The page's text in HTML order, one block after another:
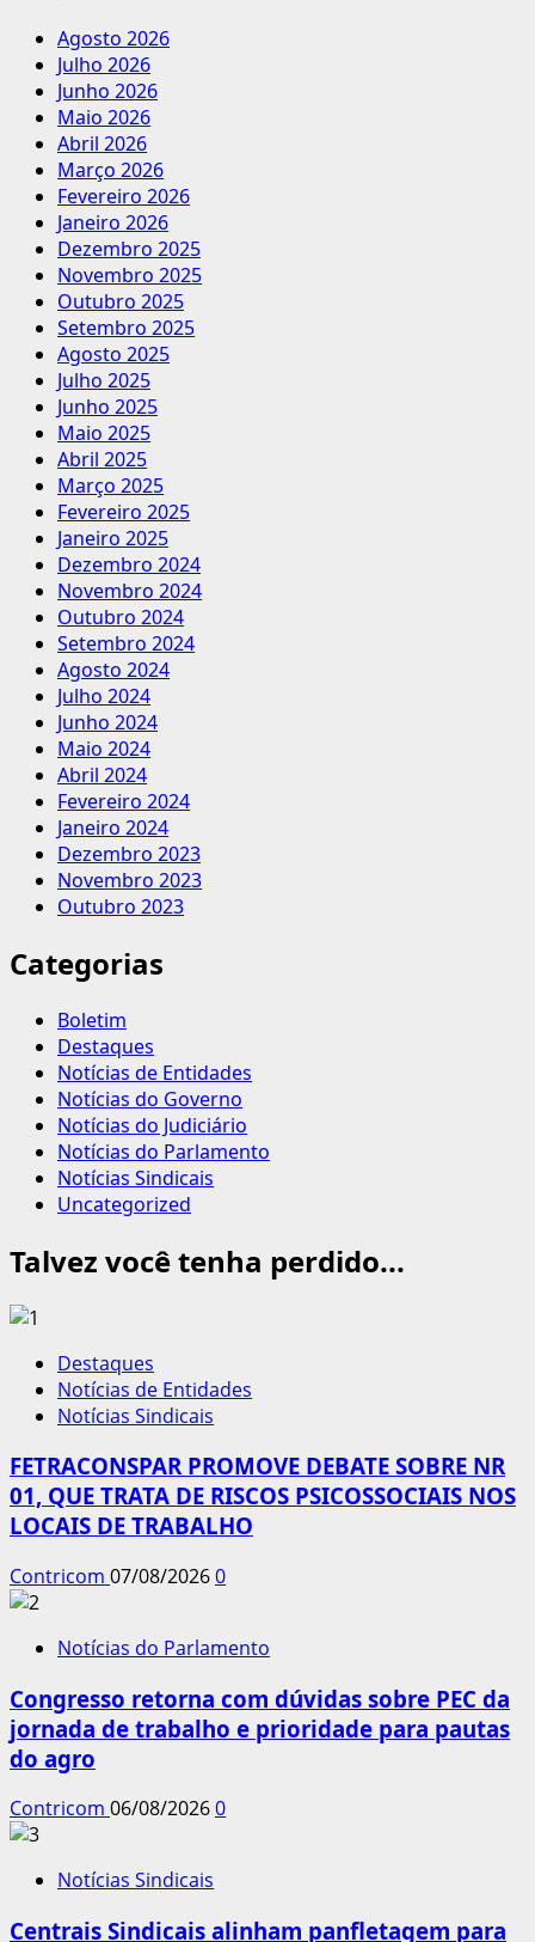
Agosto 2026
Julho 2026
Junho 2026
Maio 2026
Abril 2026
Março 2026
Fevereiro 2026
Janeiro 2026
Dezembro 2025
Novembro 2025
Outubro 2025
Setembro 2025
Agosto 2025
Julho 2025
Junho 2025
Maio 2025
Abril 2025
Março 2025
Fevereiro 2025
Janeiro 2025
Dezembro 2024
Novembro 2024
Outubro 2024
Setembro 2024
Agosto 2024
Julho 2024
Junho 2024
Maio 2024
Abril 2024
Fevereiro 2024
Janeiro 2024
Dezembro 2023
Novembro 2023
Outubro 2023
Categorias
Boletim
Destaques
Notícias de Entidades
Notícias do Governo
Notícias do Judiciário
Notícias do Parlamento
Notícias Sindicais
Uncategorized
Talvez você tenha perdido...
Destaques
Notícias de Entidades
Notícias Sindicais
FETRACONSPAR PROMOVE DEBATE SOBRE NR
01, QUE TRATA DE RISCOS PSICOSSOCIAIS NOS
LOCAIS DE TRABALHO
Contricom 07/08/20260
Notícias do Parlamento
Congresso retorna com dúvidas sobre PEC da
jornada de trabalho e prioridade para pautas
do agro
Contricom 06/08/20260
Notícias Sindicais
Centrais Sindicais alinham panfletagem para